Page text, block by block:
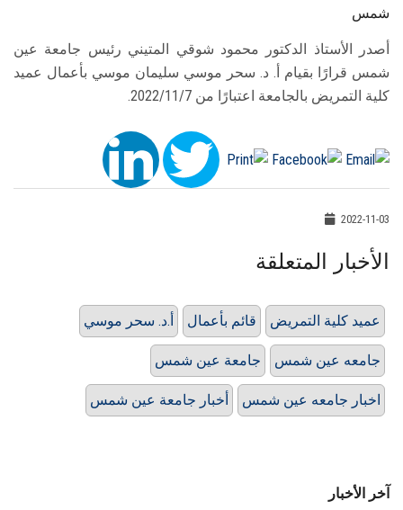
شمس
أصدر الأستاذ الدكتور محمود شوقي المتيني رئيس جامعة عين
شمس قرارًا بقيام أ. د. سحر موسي سليمان موسي بأعمال عميد
كلية التمريض بالجامعة اعتبارًا من 2022/11/7.
2022-11-03
الأخبار المتعلقة
أ.د. سحر موسي قائم بأعمال عميد كلية التمريض
جامعة عين شمس جامعه عين شمس
أخبار جامعة عين شمس اخبار جامعه عين شمس
آخر الأخبار